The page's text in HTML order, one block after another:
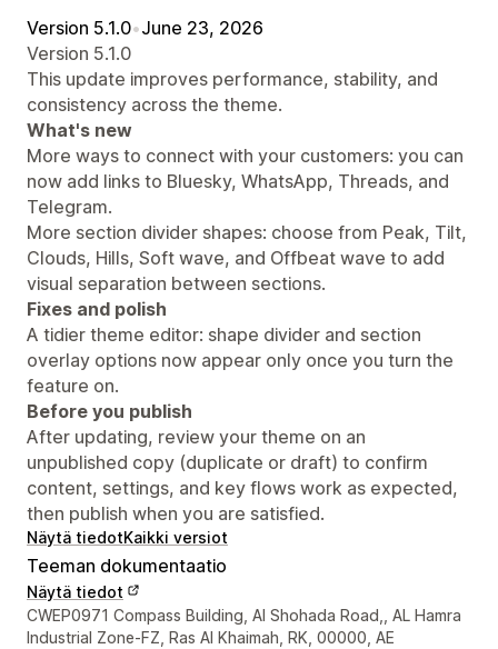
Version 5.1.0•June 23, 2026
Version 5.1.0
This update improves performance, stability, and
consistency across the theme.
What's new
More ways to connect with your customers: you can
now add links to Bluesky, WhatsApp, Threads, and
Telegram.
More section divider shapes: choose from Peak, Tilt,
Clouds, Hills, Soft wave, and Offbeat wave to add
visual separation between sections.
Fixes and polish
A tidier theme editor: shape divider and section
overlay options now appear only once you turn the
feature on.
Before you publish
After updating, review your theme on an
unpublished copy (duplicate or draft) to confirm
content, settings, and key flows work as expected,
then publish when you are satisfied.
Näytä tiedotKaikki versiot
Teeman dokumentaatio
Näytä tiedot
Suunnittelijan yhteystiedot
CWEP0971 Compass Building, Al Shohada Road,, AL Hamra
Industrial Zone-FZ, Ras Al Khaimah, RK, 00000, AE